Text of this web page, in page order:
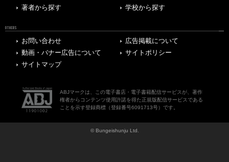
著者から探す
学校から探す
OTHERS
お問い合わせ
広告掲載について
動画・バナー広告について
サイトポリシー
サイトマップ
ABJマークは、この電子書店・電子書籍配信サービスが、著作
権者からコンテンツ使用許諾を得た正規版配信サービスである
ことを示す登録商標（登録番号6091713号）です。
© Bungeishunju Ltd.